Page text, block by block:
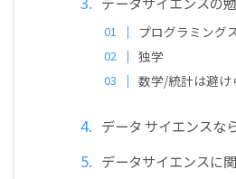
プログラミング
独学
数学/統計は避け
データ サイエンスな
データサイエンスに